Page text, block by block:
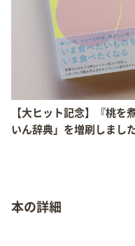
【大ヒット記念】『桃を
いん辞典」を増刷しました
本の詳細